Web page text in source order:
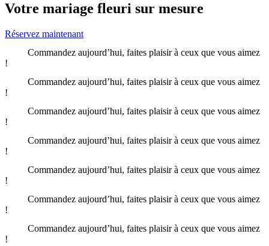
Votre mariage fleuri sur mesure
Réservez maintenant
Commandez aujourd’hui, faites plaisir à ceux que vous aimez
!
Commandez aujourd’hui, faites plaisir à ceux que vous aimez
!
Commandez aujourd’hui, faites plaisir à ceux que vous aimez
!
Commandez aujourd’hui, faites plaisir à ceux que vous aimez
!
Commandez aujourd’hui, faites plaisir à ceux que vous aimez
!
Commandez aujourd’hui, faites plaisir à ceux que vous aimez
!
Commandez aujourd’hui, faites plaisir à ceux que vous aimez
!